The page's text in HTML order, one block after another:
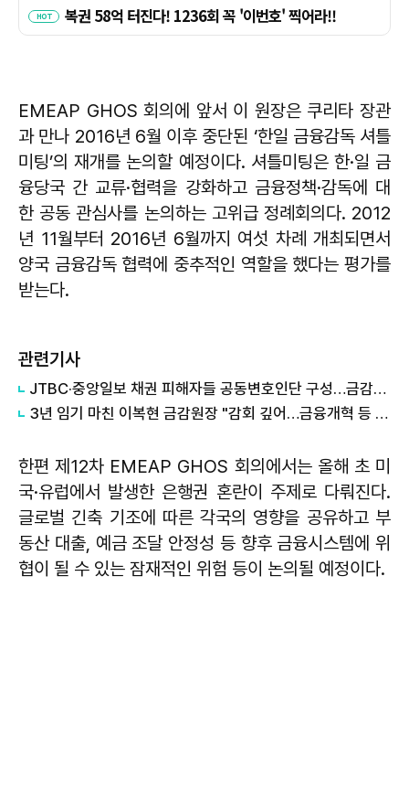
EMEAP GHOS 회의에 앞서 이 원장은 쿠리타 장관
과 만나 2016년 6월 이후 중단된 ‘한일 금융감독 셔틀
미팅’의 재개를 논의할 예정이다. 셔틀미팅은 한·일 금
융당국 간 교류·협력을 강화하고 금융정책·감독에 대
한 공동 관심사를 논의하는 고위급 정례회의다. 2012
년 11월부터 2016년 6월까지 여섯 차례 개최되면서
양국 금융감독 협력에 중추적인 역할을 했다는 평가를
받는다.
관련기사
JTBC·중앙일보 채권 피해자들 공동변호인단 구성…금감원 검사 확대 촉구
3년 임기 마친 이복현 금감원장 "감회 깊어…금융개혁 등 다섯 가지 당부"
한편 제12차 EMEAP GHOS 회의에서는 올해 초 미
국·유럽에서 발생한 은행권 혼란이 주제로 다뤄진다.
글로벌 긴축 기조에 따른 각국의 영향을 공유하고 부
동산 대출, 예금 조달 안정성 등 향후 금융시스템에 위
협이 될 수 있는 잠재적인 위험 등이 논의될 예정이다.